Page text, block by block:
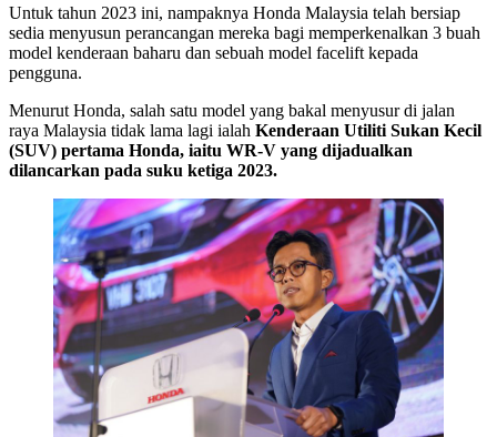
Untuk tahun 2023 ini, nampaknya Honda Malaysia telah bersiap
sedia menyusun perancangan mereka bagi memperkenalkan 3 buah
model kenderaan baharu dan sebuah model facelift kepada
pengguna.
Menurut Honda, salah satu model yang bakal menyusur di jalan
raya Malaysia tidak lama lagi ialah Kenderaan Utiliti Sukan Kecil
(SUV) pertama Honda, iaitu WR-V yang dijadualkan
dilancarkan pada suku ketiga 2023.